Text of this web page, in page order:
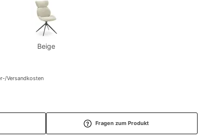
Beige
Versandkosten
Fragen zum Produkt